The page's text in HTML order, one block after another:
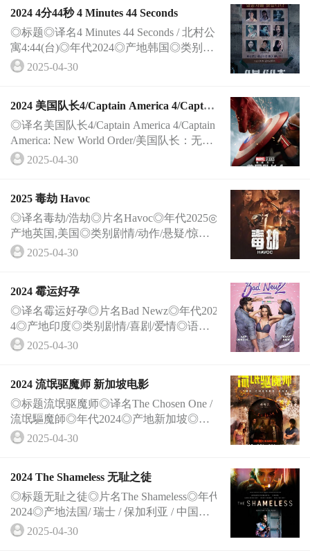
2024 4分44秒 4 Minutes 44 Seconds
◎标题◎译名4 Minutes 44 Seconds / 北村公
寓4:44(台)◎年代2024◎产地韩国◎类别悬
疑/惊悚◎语言韩语◎上映日期2024-11-01
2025-04-30
2024 美国队长4/Captain America 4/Captai
n America: New World Order/美国队长：
无畏新世界(
◎译名美国队长4/Captain America 4/Captain
America: New World Order/美国队长：无畏
新世界(台)/美国队长4：勇敢新世界(港)/美·
2025-04-30
2025 毒劫 Havoc
◎译名毒劫/浩劫◎片名Havoc◎年代2025◎
产地英国,美国◎类别剧情/动作/悬疑/惊悚/
犯罪◎语言英语◎上映日期2025-04-25(美
2025-04-30
2024 霉运好孕
◎译名霉运好孕◎片名Bad Newz◎年代202
4◎产地印度◎类别剧情/喜剧/爱情◎语言印
地语 Hindi◎上映日期2024-07-19(印度)◎I
2025-04-30
2024 流氓驱魔师 新加坡电影
◎标题流氓驱魔师◎译名The Chosen One /
流氓驅魔師◎年代2024◎产地新加坡◎类别
剧情/爱情/奇幻◎语言汉语普通话◎上映日
2025-04-30
2024 The Shameless 无耻之徒
◎标题无耻之徒◎片名The Shameless◎年代
2024◎产地法国/ 瑞士 / 保加利亚 / 中国台
湾/印度◎类别剧情/犯罪◎语言印地语◎上
2025-04-30